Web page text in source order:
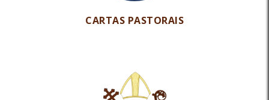
CARTAS PASTORAIS